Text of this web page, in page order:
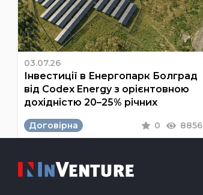
03.07.26
Інвестиції в Енергопарк Болград
від Codex Energy з орієнтовною
дохідністю 20–25% річних
Договірна 0 8856